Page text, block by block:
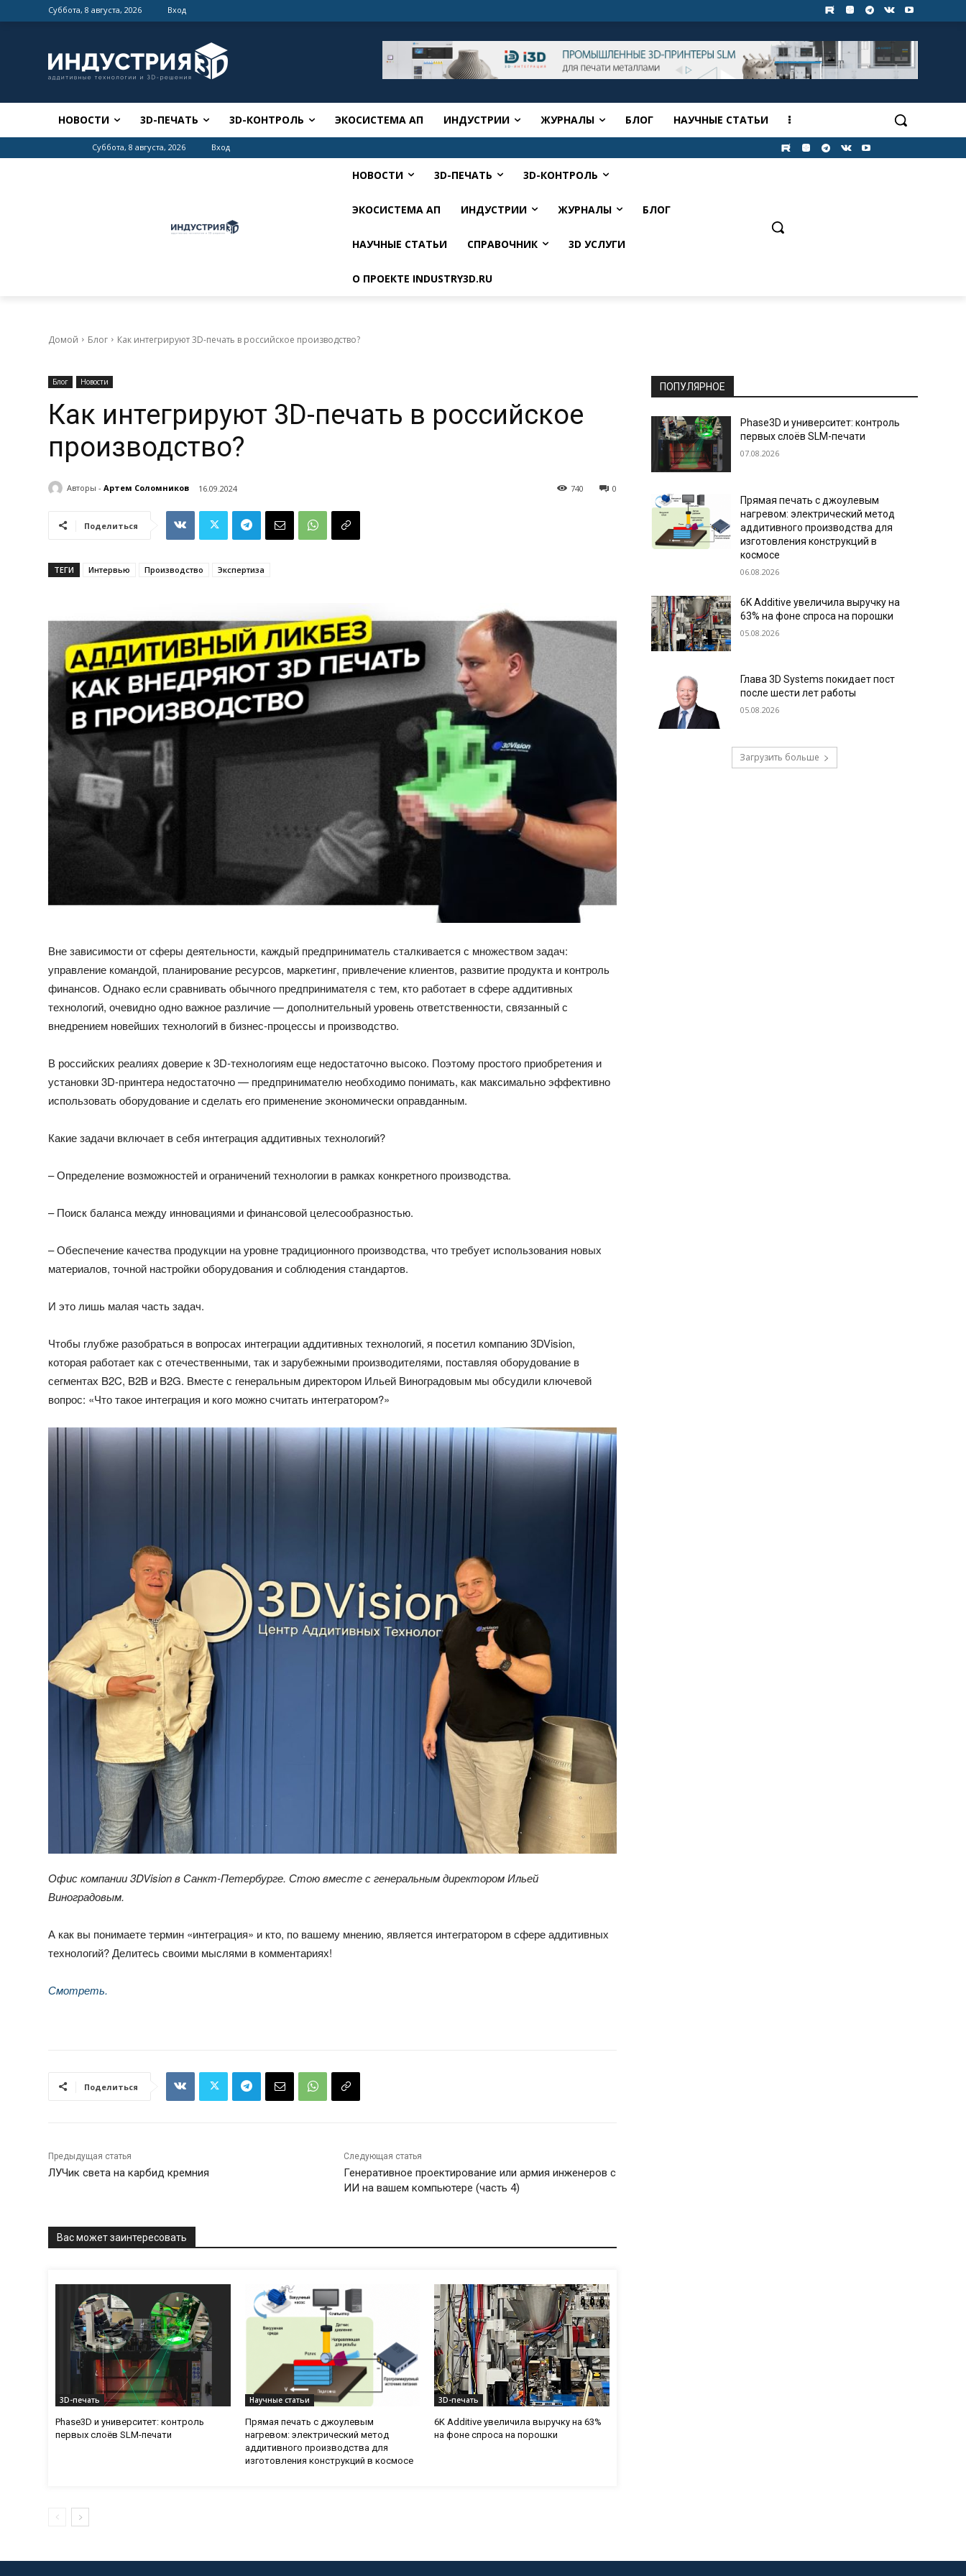
Суббота, 8 августа, 2026 Вход
НОВОСТИ 3D-ПЕЧАТЬ 3D-КОНТРОЛЬ ЭКОСИСТЕМА АП ИНДУСТРИИ ЖУРНАЛЫ БЛОГ НАУЧНЫЕ СТАТЬИ
Суббота, 8 августа, 2026 Вход
НОВОСТИ 3D-ПЕЧАТЬ 3D-КОНТРОЛЬ
ЭКОСИСТЕМА АП ИНДУСТРИИ ЖУРНАЛЫ БЛОГ
НАУЧНЫЕ СТАТЬИ СПРАВОЧНИК 3D УСЛУГИ
О ПРОЕКТЕ INDUSTRY3D.RU
Домой Блог Как интегрируют 3D-печать в российское производство?
Блог Новости
Как интегрируют 3D-печать в российское
производство?
Авторы - Артем Соломников 16.09.2024 0
740
Поделиться
ТЕГИ Интервью Производство Экспертиза
Вне зависимости от сферы деятельности, каждый предприниматель сталкивается с множеством задач:
управление командой, планирование ресурсов, маркетинг, привлечение клиентов, развитие продукта и контроль
финансов. Однако если сравнивать обычного предпринимателя с тем, кто работает в сфере аддитивных
технологий, очевидно одно важное различие — дополнительный уровень ответственности, связанный с
внедрением новейших технологий в бизнес-процессы и производство.
В российских реалиях доверие к 3D-технологиям еще недостаточно высоко. Поэтому простого приобретения и
установки 3D-принтера недостаточно — предпринимателю необходимо понимать, как максимально эффективно
использовать оборудование и сделать его применение экономически оправданным.
Какие задачи включает в себя интеграция аддитивных технологий?
– Определение возможностей и ограничений технологии в рамках конкретного производства.
– Поиск баланса между инновациями и финансовой целесообразностью.
– Обеспечение качества продукции на уровне традиционного производства, что требует использования новых
материалов, точной настройки оборудования и соблюдения стандартов.
И это лишь малая часть задач.
Чтобы глубже разобраться в вопросах интеграции аддитивных технологий, я посетил компанию 3DVision,
которая работает как с отечественными, так и зарубежными производителями, поставляя оборудование в
сегментах B2C, B2B и B2G. Вместе с генеральным директором Ильей Виноградовым мы обсудили ключевой
вопрос: «Что такое интеграция и кого можно считать интегратором?»
Офис компании 3DVision в Санкт-Петербурге. Стою вместе с генеральным директором Ильей
Виноградовым.
А как вы понимаете термин «интеграция» и кто, по вашему мнению, является интегратором в сфере аддитивных
технологий? Делитесь своими мыслями в комментариях!
Смотреть.
Поделиться
Предыдущая статья
ЛУЧик света на карбид кремния
Следующая статья
Генеративное проектирование или армия инженеров с
ИИ на вашем компьютере (часть 4)
Вас может заинтересовать
3D-печать
Phase3D и университет: контроль
первых слоёв SLM-печати
Научные статьи
Прямая печать с джоулевым
нагревом: электрический метод
аддитивного производства для
изготовления конструкций в космосе
3D-печать
6K Additive увеличила выручку на 63%
на фоне спроса на порошки
ПОПУЛЯРНОЕ
Phase3D и университет: контроль
первых слоёв SLM-печати
07.08.2026
Прямая печать с джоулевым
нагревом: электрический метод
аддитивного производства для
изготовления конструкций в
космосе
06.08.2026
6K Additive увеличила выручку на
63% на фоне спроса на порошки
05.08.2026
Глава 3D Systems покидает пост
после шести лет работы
05.08.2026
Загрузить больше